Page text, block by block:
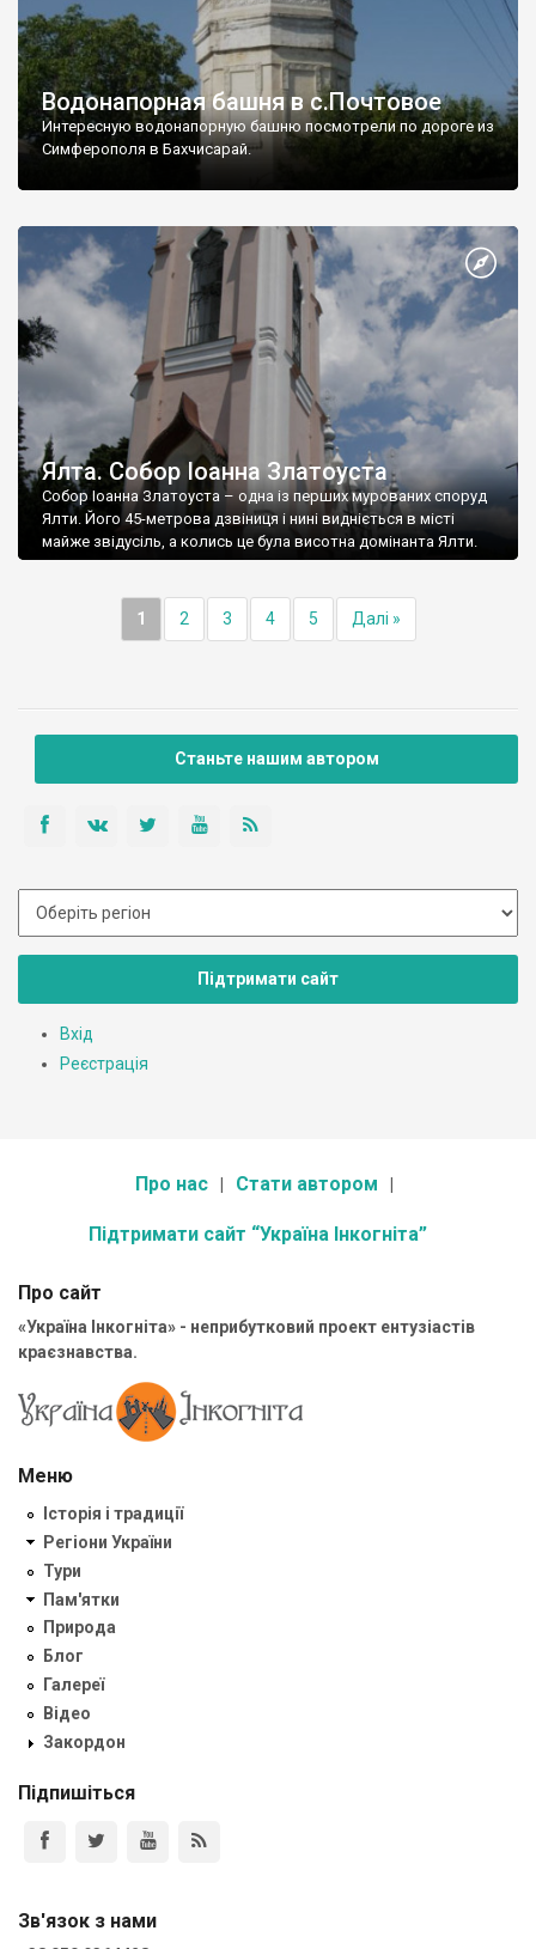
Водонапорная башня в с.Почтовое
Интересную водонапорную башню посмотрели по дороге из
Симферополя в Бахчисарай.
Ялта. Собор Іоанна Златоуста
Собор Іоанна Златоуста – одна із перших мурованих споруд
Ялти. Його 45-метрова дзвіниця і нині видніється в місті
майже звідусіль, а колись це була висотна домінанта Ялти.
1 2 3 4 5 Далі »
Станьте нашим автором
Підтримати сайт
Вхід
Реєстрація
Про нас Стати автором
Підтримати сайт “Україна Інкогніта”
Про сайт
«Україна Інкогніта» - неприбутковий проект ентузіастів
краєзнавства.
Меню
Історія і традиції
Регіони України
Тури
Пам'ятки
Природа
Блог
Галереї
Відео
Закордон
Підпишіться
Зв'язок з нами